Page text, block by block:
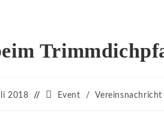
2018
Beitrags-
Event / Vereinsnachricht